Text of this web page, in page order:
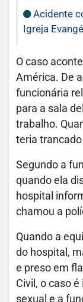
Acidente
Igreja
O caso
América. De
funcionária
para a sala
trabalho.
teria
Segundo a
quando ela
hospital
chamou a
Quando a
do hospital,
e preso em
Civil, o caso
sexual e a